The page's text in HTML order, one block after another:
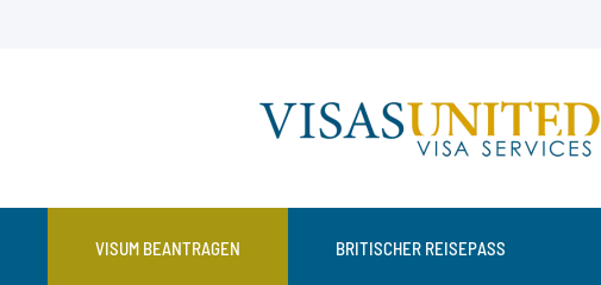
VISUM BEANTRAGEN BRITISCHER REISEPASS